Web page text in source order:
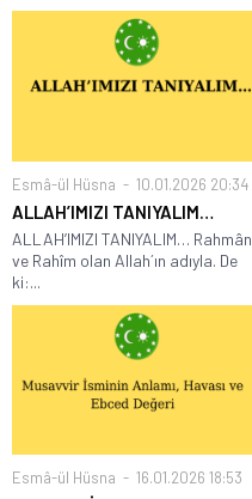
Esmâ-ül Hüsna 10.01.2026 20:34
ALLAH’IMIZI TANIYALIM…
ALLAH’IMIZI TANIYALIM… Rahmân
ve Rahîm olan Allah´ın adıyla. De
ki:...
Esmâ-ül Hüsna 16.01.2026 18:53